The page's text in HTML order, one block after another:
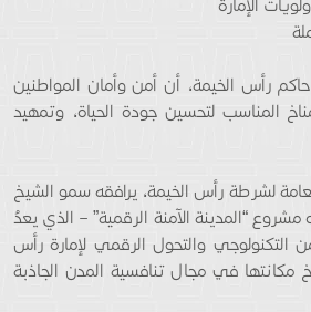
رأس الخيمة، أن أمن وأمان المواطنين
المناسب لتحسين جودة الحياة، وتمهيد
لشرطة رأس الخيمة، يرافقه سمو الشيخ
“المدينة الآمنة الرقمية” – الذي يعدُ
والتحول الرقمي لإمارة رأس
مكانتها في مجال تنافسية المدن الجاذبة